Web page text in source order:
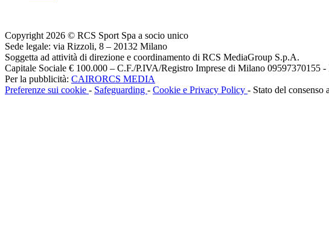
Copyright 2026 © RCS Sport Spa a socio unico
Sede legale: via Rizzoli, 8 – 20132 Milano
Soggetta ad attività di direzione e coordinamento di RCS MediaGroup S.p.A.
Capitale Sociale € 100.000 – C.F./P.IVA/Registro Imprese di Milano 09597370155
Per la pubblicità: CAIRORCS MEDIA
Preferenze sui cookie - Safeguarding - Cookie e Privacy Policy - Stato del consenso